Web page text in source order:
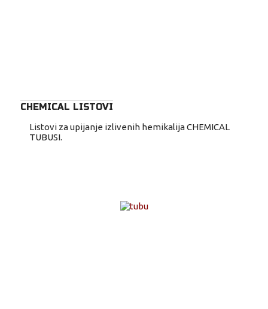
CHEMICAL LISTOVI
Listovi za upijanje izlivenih hemikalija CHEMICAL
TUBUSI.